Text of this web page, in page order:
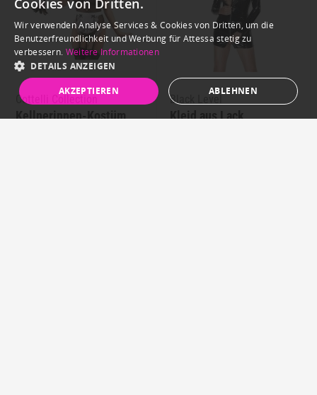
Cottelli Collection
Kellnerinnen-Kostüm
Black Level
Kleid aus Lack
Cookies von Dritten.
Wir verwenden Analyse Services & Cookies von Dritten, um die
Benutzerfreundlichkeit und Werbung für Attessa stetig zu
verbessern. Weitere Informationen
DETAILS ANZEIGEN
AKZEPTIEREN ABLEHNEN